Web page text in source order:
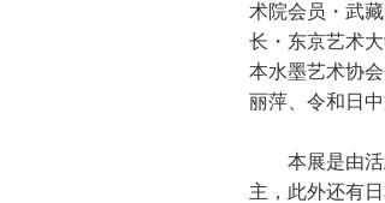
术院会员・武
长・东京艺术
本水墨艺术协
丽萍、令和日
本展是由
主，此外还有